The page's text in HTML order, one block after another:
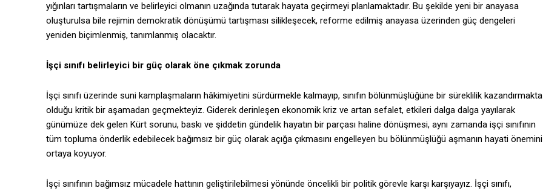
yığınları tartışmaların ve belirleyici olmanın uzağında tutarak hayata geçirmeyi planlamaktadır. Bu şekilde yeni bir anayasa
oluşturulsa bile rejimin demokratik dönüşümü tartışması silikleşecek, reforme edilmiş anayasa üzerinden güç dengeleri
yeniden biçimlenmiş, tanımlanmış olacaktır.
İşçi sınıfı belirleyici bir güç olarak öne çıkmak zorunda
İşçi sınıfı üzerinde suni kamplaşmaların hâkimiyetini sürdürmekle kalmayıp, sınıfın bölünmüşlüğüne bir süreklilik kazandırmakta
olduğu kritik bir aşamadan geçmekteyiz. Giderek derinleşen ekonomik kriz ve artan sefalet, etkileri dalga dalga yayılarak
günümüze dek gelen Kürt sorunu, baskı ve şiddetin gündelik hayatın bir parçası haline dönüşmesi, aynı zamanda işçi sınıfının
tüm topluma önderlik edebilecek bağımsız bir güç olarak açığa çıkmasını engelleyen bu bölünmüşlüğü aşmanın hayati önemini
ortaya koyuyor.
İşçi sınıfının bağımsız mücadele hattının geliştirilebilmesi yönünde öncelikli bir politik görevle karşı karşıyayız. İşçi sınıfı,